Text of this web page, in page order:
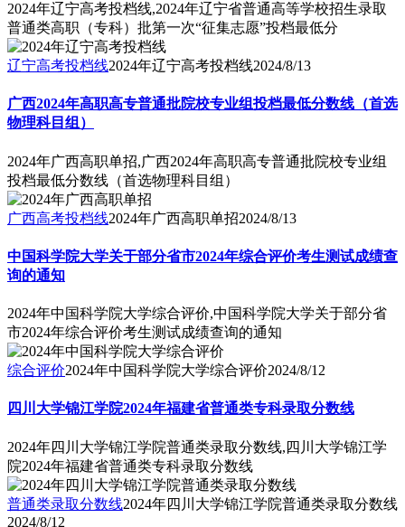
2024年辽宁高考投档线,2024年辽宁省普通高等学校招生录取
普通类高职（专科）批第一次“征集志愿”投档最低分
辽宁高考投档线2024年辽宁高考投档线2024/8/13
广西2024年高职高专普通批院校专业组投档最低分数线（首选
物理科目组）
2024年广西高职单招,广西2024年高职高专普通批院校专业组
投档最低分数线（首选物理科目组）
广西高考投档线2024年广西高职单招2024/8/13
中国科学院大学关于部分省市2024年综合评价考生测试成绩查
询的通知
2024年中国科学院大学综合评价,中国科学院大学关于部分省
市2024年综合评价考生测试成绩查询的通知
综合评价2024年中国科学院大学综合评价2024/8/12
四川大学锦江学院2024年福建省普通类专科录取分数线
2024年四川大学锦江学院普通类录取分数线,四川大学锦江学
院2024年福建省普通类专科录取分数线
普通类录取分数线2024年四川大学锦江学院普通类录取分数线
2024/8/12